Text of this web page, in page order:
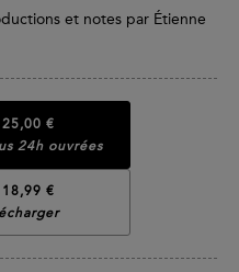
et notes par Étienne
25,00 €
24h ouvrées
18,99 €